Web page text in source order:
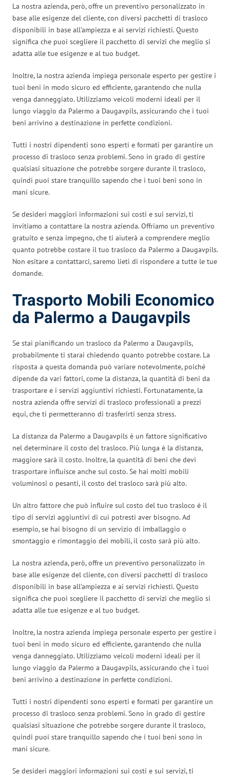
La nostra azienda, però, offre un preventivo personalizzato in
base alle esigenze del cliente, con diversi pacchetti di trasloco
disponibili in base all’ampiezza e ai servizi richiesti. Questo
significa che puoi scegliere il pacchetto di servizi che meglio si
adatta alle tue esigenze e al tuo budget.
Inoltre, la nostra azienda impiega personale esperto per gestire i
tuoi beni in modo sicuro ed efficiente, garantendo che nulla
venga danneggiato. Utilizziamo veicoli moderni ideali per il
lungo viaggio da Palermo a Daugavpils, assicurando che i tuoi
beni arrivino a destinazione in perfette condizioni.
Tutti i nostri dipendenti sono esperti e formati per garantire un
processo di trasloco senza problemi. Sono in grado di gestire
qualsiasi situazione che potrebbe sorgere durante il trasloco,
quindi puoi stare tranquillo sapendo che i tuoi beni sono in
mani sicure.
Se desideri maggiori informazioni sui costi e sui servizi, ti
invitiamo a contattare la nostra azienda. Offriamo un preventivo
gratuito e senza impegno, che ti aiuterà a comprendere meglio
quanto potrebbe costare il tuo trasloco da Palermo a Daugavpils.
Non esitare a contattarci, saremo lieti di rispondere a tutte le tue
domande.
Trasporto Mobili Economico
da Palermo a Daugavpils
Se stai pianificando un trasloco da Palermo a Daugavpils,
probabilmente ti starai chiedendo quanto potrebbe costare. La
risposta a questa domanda può variare notevolmente, poiché
dipende da vari fattori, come la distanza, la quantità di beni da
trasportare e i servizi aggiuntivi richiesti. Fortunatamente, la
nostra azienda offre servizi di trasloco professionali a prezzi
equi, che ti permetteranno di trasferirti senza stress.
La distanza da Palermo a Daugavpils è un fattore significativo
nel determinare il costo del trasloco. Più lunga è la distanza,
maggiore sarà il costo. Inoltre, la quantità di beni che devi
trasportare influisce anche sul costo. Se hai molti mobili
voluminosi o pesanti, il costo del trasloco sarà più alto.
Un altro fattore che può influire sul costo del tuo trasloco è il
tipo di servizi aggiuntivi di cui potresti aver bisogno. Ad
esempio, se hai bisogno di un servizio di imballaggio o
smontaggio e rimontaggio dei mobili, il costo sarà più alto.
La nostra azienda, però, offre un preventivo personalizzato in
base alle esigenze del cliente, con diversi pacchetti di trasloco
disponibili in base all’ampiezza e ai servizi richiesti. Questo
significa che puoi scegliere il pacchetto di servizi che meglio si
adatta alle tue esigenze e al tuo budget.
Inoltre, la nostra azienda impiega personale esperto per gestire i
tuoi beni in modo sicuro ed efficiente, garantendo che nulla
venga danneggiato. Utilizziamo veicoli moderni ideali per il
lungo viaggio da Palermo a Daugavpils, assicurando che i tuoi
beni arrivino a destinazione in perfette condizioni.
Tutti i nostri dipendenti sono esperti e formati per garantire un
processo di trasloco senza problemi. Sono in grado di gestire
qualsiasi situazione che potrebbe sorgere durante il trasloco,
quindi puoi stare tranquillo sapendo che i tuoi beni sono in
mani sicure.
Se desideri maggiori informazioni sui costi e sui servizi, ti